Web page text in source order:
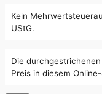
Kein
UStG.
Die
Preis in diesem